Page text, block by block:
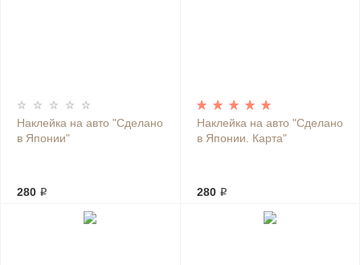
Наклейка на авто "Сделано
в Японии"
280 ₽
Наклейка на авто "Сделано
в Японии. Карта"
280 ₽